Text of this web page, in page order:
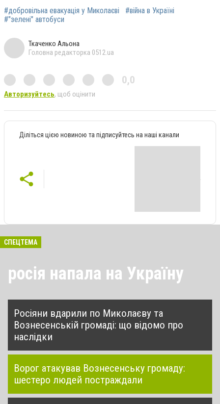
#добровільна евакуація у Миколаєві
#війна в Україні
#"зелені" автобуси
Ткаченко Альона
Головна редакторка 0512.ua
0,0
Авторизуйтесь, щоб оцінити
Діліться цією новиною та підписуйтесь на наші канали
СПЕЦТЕМА
росія напала на Україну
Росіяни вдарили по Миколаєву та
Вознесенській громаді: що відомо про
наслідки
Ворог атакував Вознесенську громаду:
шестеро людей постраждали